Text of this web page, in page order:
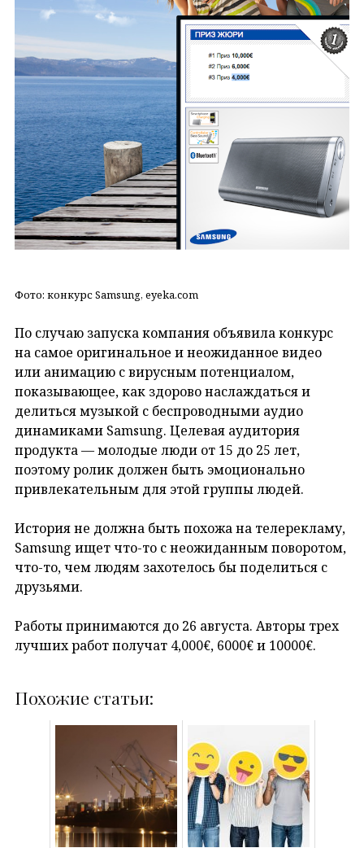
Фото: конкурс Samsung, eyeka.com
По случаю запуска компания объявила конкурс
на самое оригинальное и неожиданное видео
или анимацию с вирусным потенциалом,
показывающее, как здорово наслаждаться и
делиться музыкой с беспроводными аудио
динамиками Samsung. Целевая аудитория
продукта — молодые люди от 15 до 25 лет,
поэтому ролик должен быть эмоционально
привлекательным для этой группы людей.
История не должна быть похожа на телерекламу,
Samsung ищет что-то с неожиданным поворотом,
что-то, чем людям захотелось бы поделиться с
друзьями.
Работы принимаются до 26 августа. Авторы трех
лучших работ получат 4,000€, 6000€ и 10000€.
Похожие статьи: